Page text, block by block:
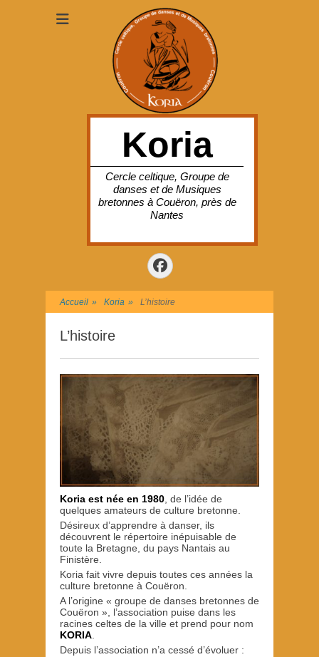
Koria
Cercle celtique, Groupe de
danses et de Musiques
bretonnes à Couëron, près de
Nantes
Facebook
Accueil » Koria » L’histoire
L’histoire
Koria est née en 1980 , de l’idée de
quelques amateurs de culture bretonne.
Désireux d’apprendre à danser, ils
découvrent le répertoire inépuisable de
toute la Bretagne, du pays Nantais au
Finistère.
Koria fait vivre depuis toutes ces années la
culture bretonne à Couëron.
A l’origine « groupe de danses bretonnes de
Couëron », l’association puise dans les
racines celtes de la ville et prend pour nom
KORIA
Depuis l’association n’a cessé d’évoluer :